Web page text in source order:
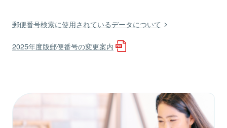
郵便番号検索に使用されているデータについて
2025年度版郵便番号の変更案内